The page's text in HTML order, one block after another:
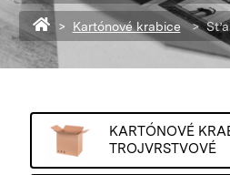
Späť na homepage
Kartónové krabice
KARTÓNOVÉ
TROJVRSTVOVÉ